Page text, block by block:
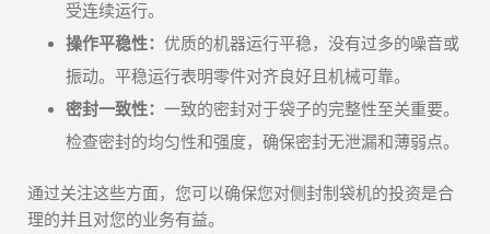
受连续运行。
操作平稳性： 优质的机器运行平稳，没有过多的噪音或
振动。平稳运行表明零件对齐良好且机械可靠。
密封一致性： 一致的密封对于袋子的完整性至关重要。
检查密封的均匀性和强度，确保密封无泄漏和薄弱点。
通过关注这些方面，您可以确保您对侧封制袋机的投资是合
理的并且对您的业务有益。